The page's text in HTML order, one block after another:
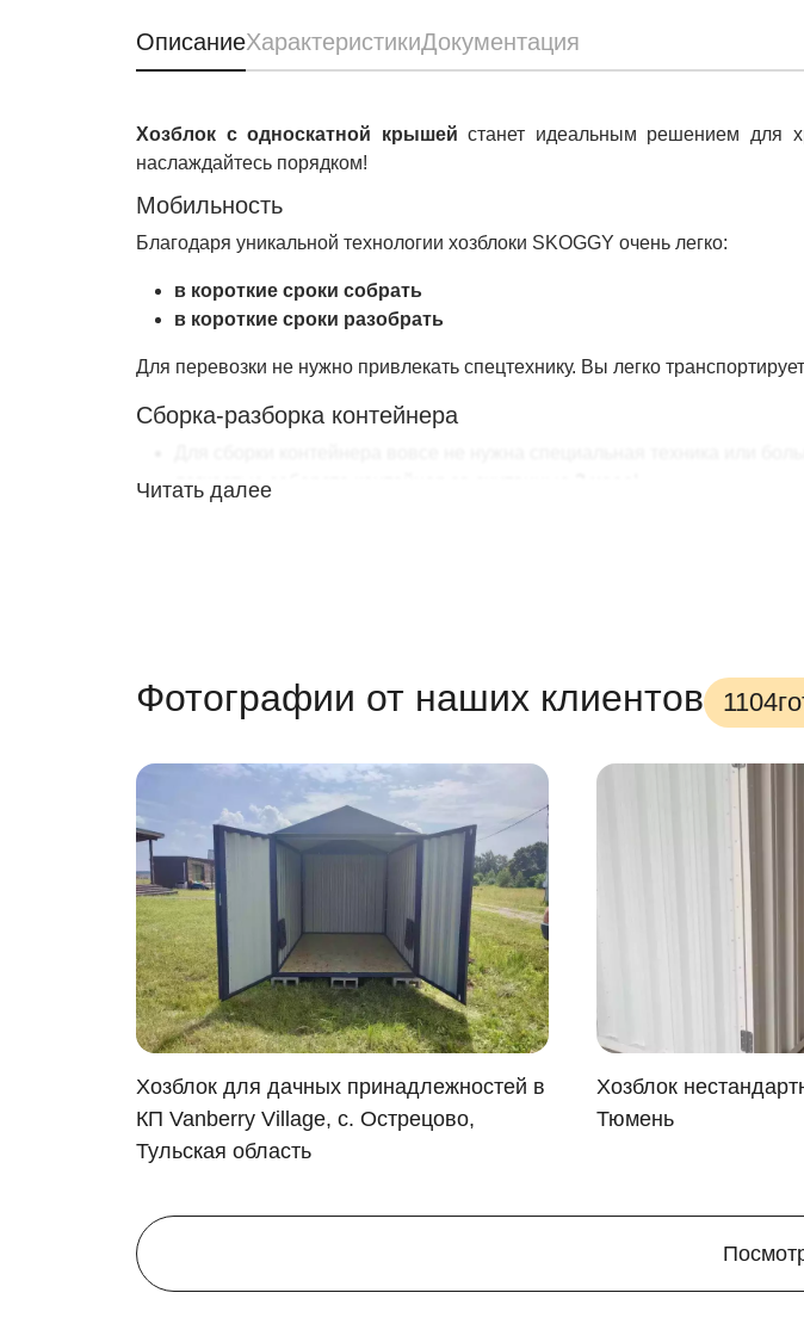
ОписаниеХарактеристикиДокументация
Хозблок с односкатной крышей станет идеальным решением для
наслаждайтесь порядком!
Мобильность
Благодаря уникальной технологии хозблоки SKOGGY очень легко:
в короткие сроки собрать
в короткие сроки разобрать
Для перевозки не нужно привлекать спецтехнику. Вы легко
Сборка-разборка контейнера
легкостью соберете контейнер за считанные
Вы можете быть уверены в сохранности эксплуатационных свойств.
Контейнер всегда можно выгодно продать. Однако не стоит
На все случаи жизни
Используйте контейнер где угодно! Его можно установить:
на даче
на строительной площадке
на производственном объекте
Что можно хранить в контейнере? Да абсолютно все! Разместите внутри:
спортивное оборудование
домашние заготовки
инструменты для работы
мототехнику и многое другое
Дизайн и внутренняя организация
Хотите, чтобы контейнер не только выполнял свои функции, но и радовал
базовую расцветку (оцинкованная сталь)
Читать далее
Фотографии от наших клиентов 1104
Хозблок для дачных принадлежностей в
КП Vanberry Village, с. Острецово,
Тульская область
Хозблок
Тюмень